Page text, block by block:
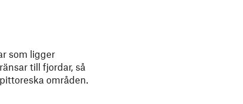
som ligger
till fjordar, så
områden.